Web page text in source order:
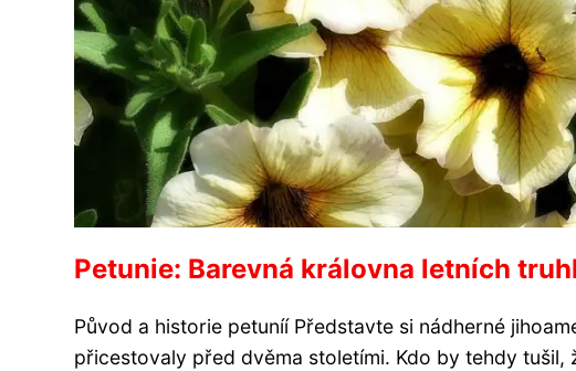
Petunie: Barevná královna letních
Původ a historie petuníí Představte si nádherné
přicestovaly před dvěma stoletími. Kdo by tehdy